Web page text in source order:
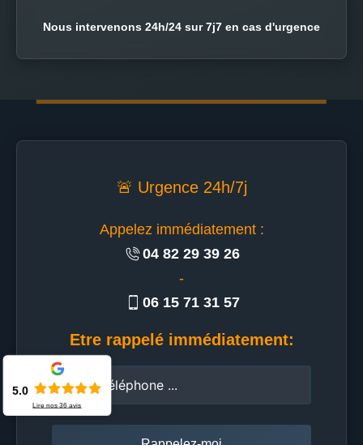
Nous intervenons 24h/24 sur 7j7 en cas d'urgence
🚨 Urgence 24h/7j
Appelez immédiatement :
04 82 29 39 26
-
06 15 71 31 57
Etre rappelé immédiatement:
5.0
Lire nos36 avis